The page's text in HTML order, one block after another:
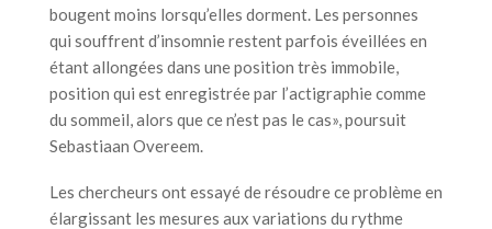
bougent moins lorsqu’elles dorment. Les personnes
qui souffrent d’insomnie restent parfois éveillées en
étant allongées dans une position très immobile,
position qui est enregistrée par l’actigraphie comme
du sommeil, alors que ce n’est pas le cas», poursuit
Sebastiaan Overeem.
Les chercheurs ont essayé de résoudre ce problème en
élargissant les mesures aux variations du rythme